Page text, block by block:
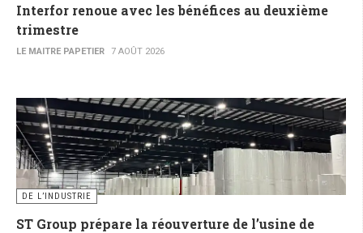
Interfor renoue avec les bénéfices au deuxième
trimestre
LE MAITRE PAPETIER 7 AOÛT 2026
DE L’INDUSTRIE
ST Group prépare la réouverture de l’usine de